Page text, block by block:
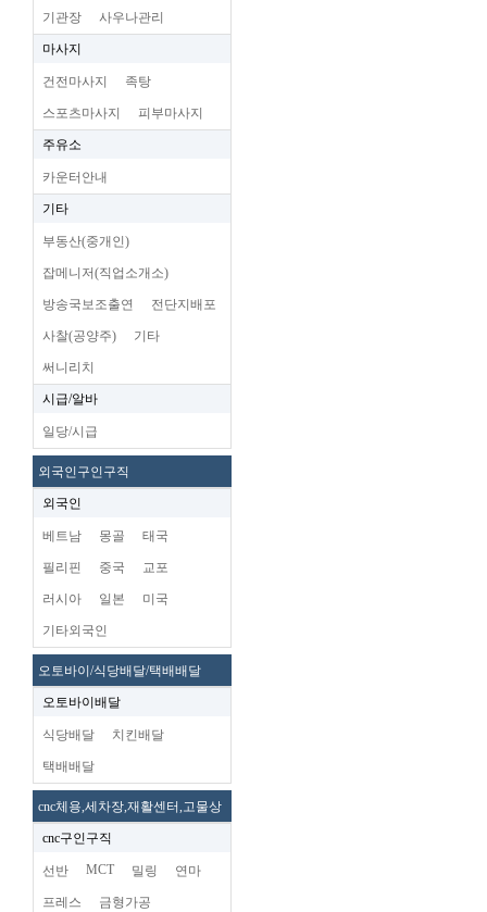
기관장 사우나관리
마사지
건전마사지 족탕
스포츠마사지 피부마사지
주유소
카운터안내
기타
부동산(중개인)
잡메니저(직업소개소)
방송국보조출연 전단지배포
사찰(공양주) 기타
써니리치
시급/알바
일당/시급
외국인구인구직
외국인
베트남 몽골 태국
필리핀 중국 교포
러시아 일본 미국
기타외국인
오토바이/식당배달/택배배달
오토바이배달
식당배달 치킨배달
택배배달
cnc체용,세차장,재활센터,고물상
cnc구인구직
선반 MCT 밀링 연마
프레스 금형가공